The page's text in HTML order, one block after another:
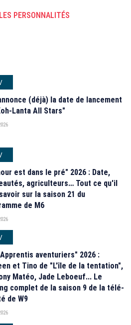
PERSONNALITÉS
(déjà) la date de lancement
Lanta All Stars"
est dans le pré" 2026 : Date,
agriculteurs… Tout ce qu'il
sur la saison 21 du
de M6
aventuriers" 2026 :
et Tino de "L'île de la tentation",
Matéo, Jade Leboeuf... Le
complet de la saison 9 de la télé-
de W9